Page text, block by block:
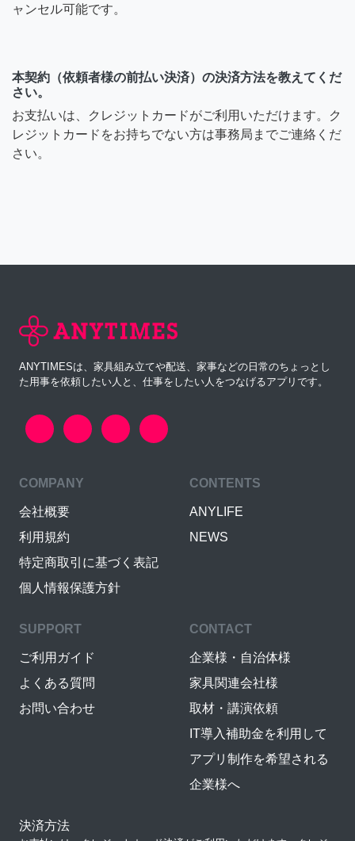
ャンセル可能です。
本契約（依頼者様の前払い決済）の決済方法を教えてくだ
さい。
お支払いは、クレジットカードがご利用いただけます。ク
レジットカードをお持ちでない方は事務局までご連絡くだ
さい。
ANYTIMESは、家具組み立てや配送、家事などの日常のちょっとし
た用事を依頼したい人と、仕事をしたい人をつなげるアプリです。
COMPANY
会社概要
利用規約
特定商取引に基づく表記
個人情報保護方針
CONTENTS
ANYLIFE
NEWS
SUPPORT
ご利用ガイド
よくある質問
お問い合わせ
CONTACT
企業様・自治体様
家具関連会社様
取材・講演依頼
IT導入補助金を利用して
アプリ制作を希望される
企業様へ
決済方法